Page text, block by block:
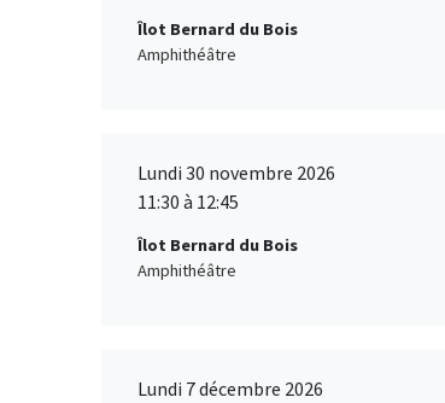
Îlot Bernard du Bois
Amphithéâtre
Lundi 30 novembre 2026
11:30 à 12:45
Îlot Bernard du Bois
Amphithéâtre
Lundi 7 décembre 2026